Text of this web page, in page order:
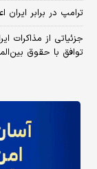
ترامپ در برابر ایران
جزئیاتی از مذاکرات
توافق با حقوق